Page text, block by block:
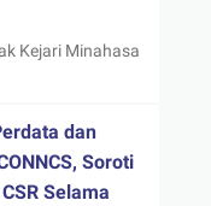
Kejari Minahasa
dan
Soroti
Selama